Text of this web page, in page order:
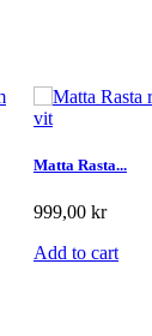
Matta Rasta...
999,00 kr
Add to cart